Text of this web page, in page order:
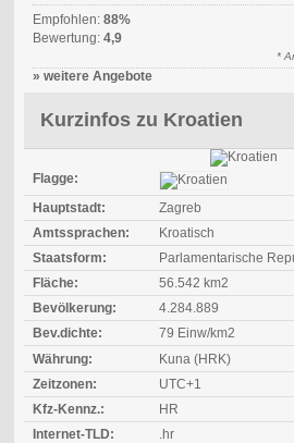
Empfohlen: 88%
Bewertung: 4,9
*
» weitere Angebote
Kurzinfos zu Kroatien
Flagge:
Hauptstadt:
Zagreb
Amtssprachen:
Kroatisch
Staatsform:
Parlamentarische
Fläche:
56.542 km2
Bevölkerung:
4.284.889
Bev.dichte:
79 Einw/km2
Währung:
Kuna (HRK)
Zeitzonen:
UTC+1
Kfz-Kennz.:
HR
Internet-TLD:
.hr